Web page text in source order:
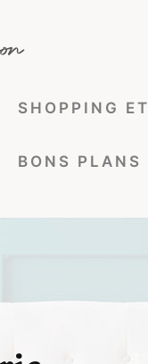
SHOPPING ET
BONS PLANS